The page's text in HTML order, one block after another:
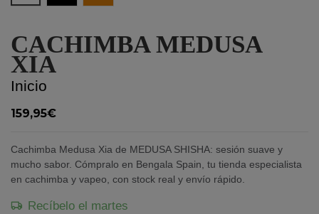
CACHIMBA MEDUSA
XIA
Inicio
159,95€
Cachimba Medusa Xia de MEDUSA SHISHA: sesión suave y
mucho sabor. Cómpralo en Bengala Spain, tu tienda especialista
en cachimba y vapeo, con stock real y envío rápido.
Recíbelo el martes